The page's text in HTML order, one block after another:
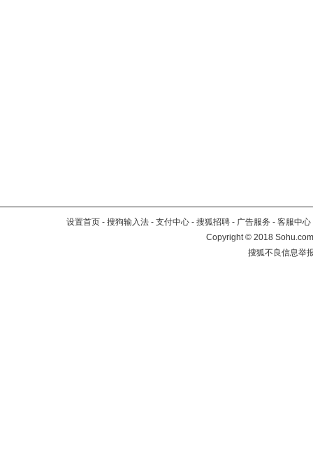
设置首页 - 搜狗输入法 - 支付中心 - 搜狐招聘 - 广告服务 - 客服中心
Copyright©2018
搜狐不良信息举